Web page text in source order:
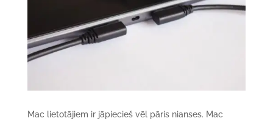
Mac lietotājiem ir jāpiecieš vēl pāris nianses. Mac